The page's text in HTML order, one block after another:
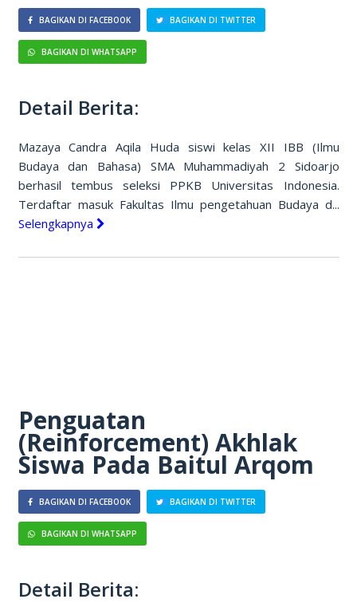
BAGIKAN DI FACEBOOK BAGIKAN DI TWITTER
BAGIKAN DI WHATSAPP
Detail Berita:
Mazaya Candra Aqila Huda siswi kelas XII IBB (Ilmu
Budaya dan Bahasa) SMA Muhammadiyah 2 Sidoarjo
berhasil tembus seleksi PPKB Universitas Indonesia.
Terdaftar masuk Fakultas Ilmu pengetahuan Budaya d...
Selengkapnya
Penguatan
(Reinforcement) Akhlak
Siswa Pada Baitul Arqom
BAGIKAN DI FACEBOOK BAGIKAN DI TWITTER
BAGIKAN DI WHATSAPP
Detail Berita: